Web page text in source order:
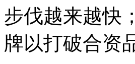
步伐越来越快
牌以打破合资